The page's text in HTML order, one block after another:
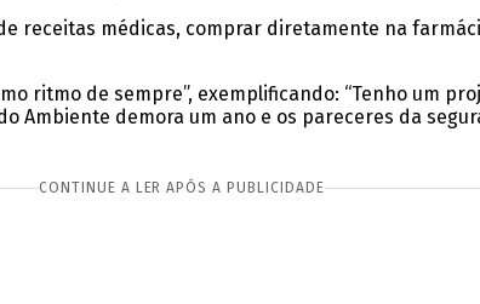
receitas médicas, comprar diretamente na
ritmo de sempre”, exemplificando: “Tenho um
Ambiente demora um ano e os pareceres da
CONTINUE A LER APÓS A PUBLICIDADE